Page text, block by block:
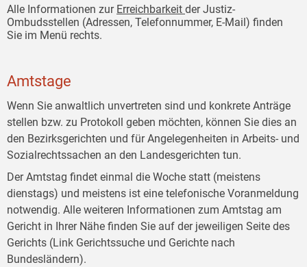
Alle Informationen zur Erreichbarkeit der Justiz-
Ombudsstellen (Adressen, Telefonnummer, E-Mail) finden
Sie im Menü rechts.
Amtstage
Wenn Sie anwaltlich unvertreten sind und konkrete Anträge
stellen bzw. zu Protokoll geben möchten, können Sie dies an
den Bezirksgerichten und für Angelegenheiten in Arbeits- und
Sozialrechtssachen an den Landesgerichten tun.
Der Amtstag findet einmal die Woche statt (meistens
dienstags) und meistens ist eine telefonische Voranmeldung
notwendig. Alle weiteren Informationen zum Amtstag am
Gericht in Ihrer Nähe finden Sie auf der jeweiligen Seite des
Gerichts (Link Gerichtssuche und Gerichte nach
Bundesländern).